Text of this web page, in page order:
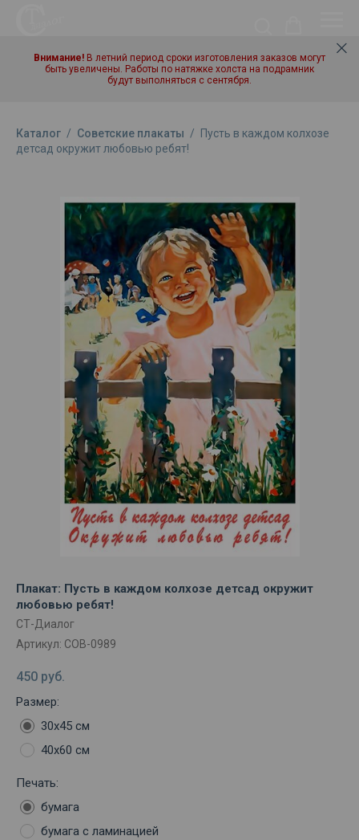
Внимание! В летний период сроки изготовления заказов могут
быть увеличены. Работы по натяжке холста на подрамник
будут выполняться с сентября.
Каталог / Советские плакаты /
Пусть в каждом колхозе
детсад окружит любовью ребят!
Плакат: Пусть в каждом колхозе детсад окружит
любовью ребят!
СТ-Диалог
Артикул: СОВ-0989
450 руб.
Размер:
30х45 см
40х60 см
Печать:
бумага
бумага с ламинацией